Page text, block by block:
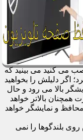
می کنید می بینید که
اگر دلیلش را بخواهید
بالا می رود و حال
بالاتر خواهد
و نمایشگر خواهد
بلندگوها را نمی